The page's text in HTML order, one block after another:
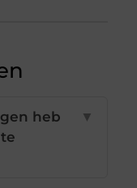
heb
▼